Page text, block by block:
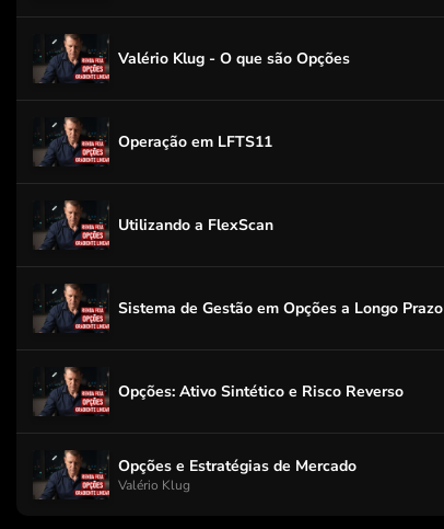
Valério Klug - O que são Opções
Operação em LFTS11
Utilizando a FlexScan
Sistema de Gestão em Opções a Longo Prazo
Opções: Ativo Sintético e Risco Reverso
Opções e Estratégias de Mercado
Valério Klug